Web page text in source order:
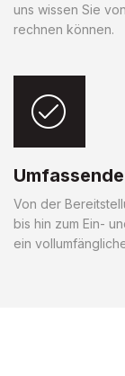
uns wissen Sie
rechnen können.
Von der
bis hin zum Ein-
ein